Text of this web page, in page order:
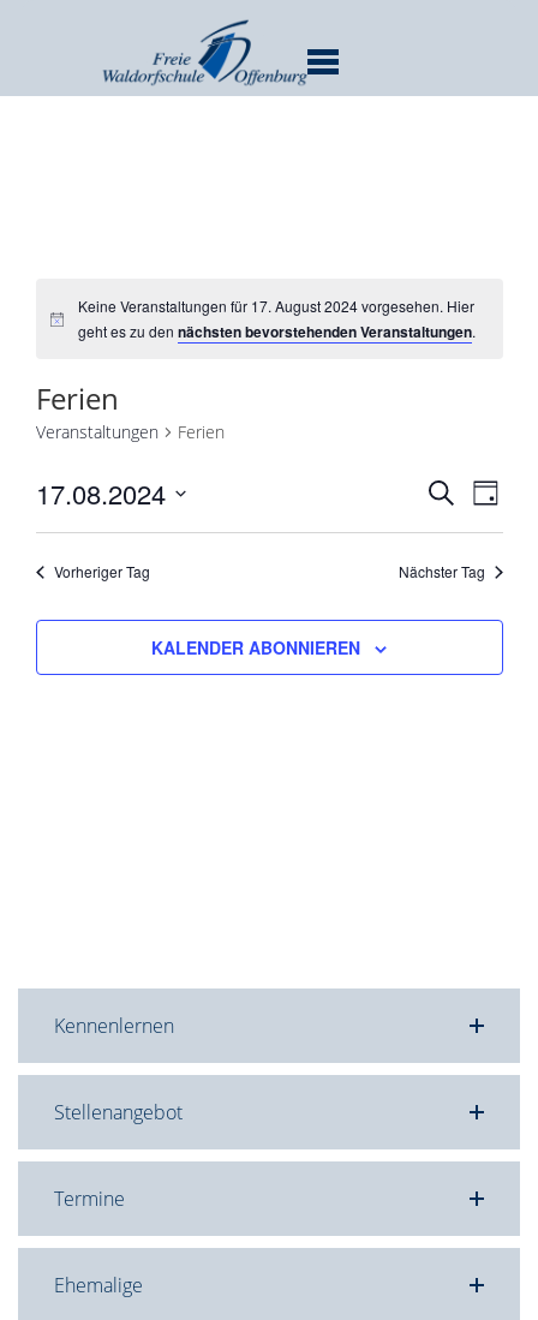
Keine Veranstaltungen für 17. August 2024 vorgesehen. Hier
geht es zu den nächsten bevorstehenden Veranstaltungen.
Ferien
Veranstaltungen Ferien
Suche
und
SUCHE
TAG
17.08.2024
Datum
wählen.
Vorheriger Tag Nächster Tag
KALENDER ABONNIEREN
Kennenlernen
Stellenangebot
Termine
Ehemalige